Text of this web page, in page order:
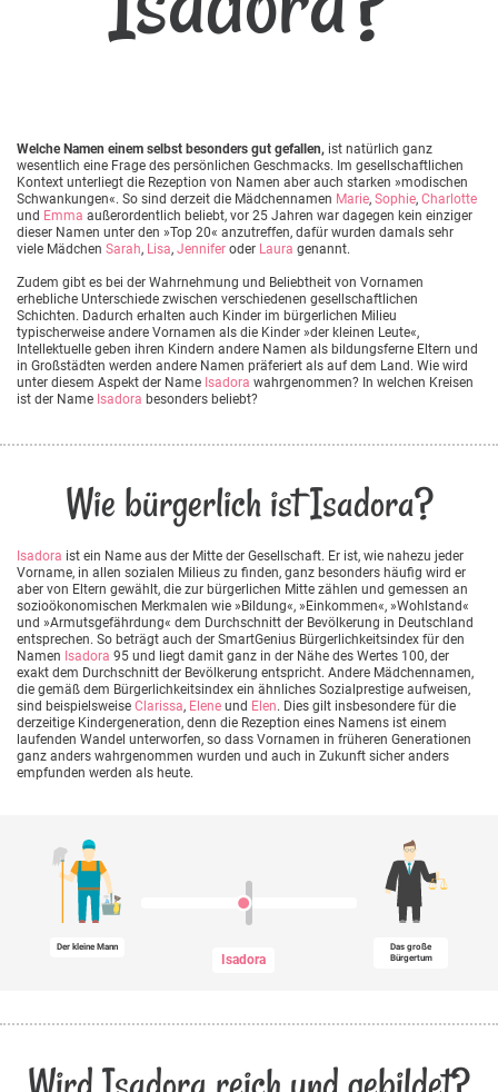
Welche Namen einem selbst besonders gut gefallen, ist natürlich ganz
wesentlich eine Frage des persönlichen Geschmacks. Im gesellschaftlichen
Kontext unterliegt die Rezeption von Namen aber auch starken »modischen
Schwankungen«. So sind derzeit die Mädchennamen Marie, Sophie, Charlotte
und Emma außerordentlich beliebt, vor 25 Jahren war dagegen kein einziger
dieser Namen unter den »Top 20« anzutreffen, dafür wurden damals sehr
viele Mädchen Sarah, Lisa, Jennifer oder Laura genannt.
Zudem gibt es bei der Wahrnehmung und Beliebtheit von Vornamen
erhebliche Unterschiede zwischen verschiedenen gesellschaftlichen
Schichten. Dadurch erhalten auch Kinder im bürgerlichen Milieu
typischerweise andere Vornamen als die Kinder »der kleinen Leute«,
Intellektuelle geben ihren Kindern andere Namen als bildungsferne Eltern und
in Großstädten werden andere Namen präferiert als auf dem Land. Wie wird
unter diesem Aspekt der Name Isadora wahrgenommen? In welchen Kreisen
ist der Name Isadora besonders beliebt?
Wie bürgerlich ist Isadora?
Isadora ist ein Name aus der Mitte der Gesellschaft. Er ist, wie nahezu jeder
Vorname, in allen sozialen Milieus zu finden, ganz besonders häufig wird er
aber von Eltern gewählt, die zur bürgerlichen Mitte zählen und gemessen an
sozioökonomischen Merkmalen wie »Bildung«, »Einkommen«, »Wohlstand«
und »Armutsgefährdung« dem Durchschnitt der Bevölkerung in Deutschland
entsprechen. So beträgt auch der SmartGenius Bürgerlichkeitsindex für den
Namen Isadora 95 und liegt damit ganz in der Nähe des Wertes 100, der
exakt dem Durchschnitt der Bevölkerung entspricht. Andere Mädchennamen,
die gemäß dem Bürgerlichkeitsindex ein ähnliches Sozialprestige aufweisen,
sind beispielsweise Clarissa, Elene und Elen. Dies gilt insbesondere für die
derzeitige Kindergeneration, denn die Rezeption eines Namens ist einem
laufenden Wandel unterworfen, so dass Vornamen in früheren Generationen
ganz anders wahrgenommen wurden und auch in Zukunft sicher anders
empfunden werden als heute.
Der kleine Mann
Isadora
Das große
Bürgertum